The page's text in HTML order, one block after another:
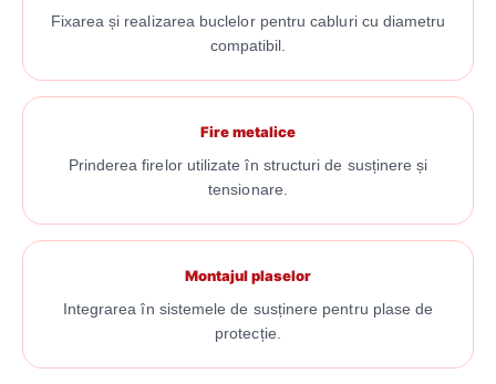
Fixarea și realizarea buclelor pentru cabluri cu diametru
compatibil.
Fire metalice
Prinderea firelor utilizate în structuri de susținere și
tensionare.
Montajul plaselor
Integrarea în sistemele de susținere pentru plase de
protecție.